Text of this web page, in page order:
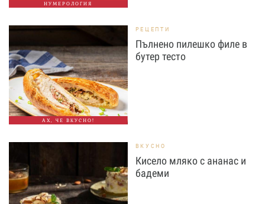
НУМЕРОЛОГИЯ
АХ, ЧЕ ВКУСНО!
РЕЦЕПТИ
Пълнено пилешко филе в
бутер тесто
ВКУСНО
Кисело мляко с ананас и
бадеми